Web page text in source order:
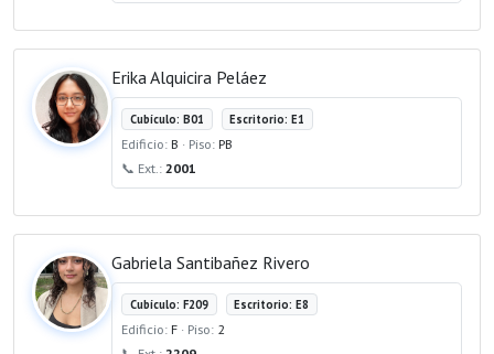
Erika Alquicira Peláez
Cubículo: B01 Escritorio: E1
Edificio: B · Piso: PB
📞 Ext.: 2001
Gabriela Santibañez Rivero
Cubículo: F209 Escritorio: E8
Edificio: F · Piso: 2